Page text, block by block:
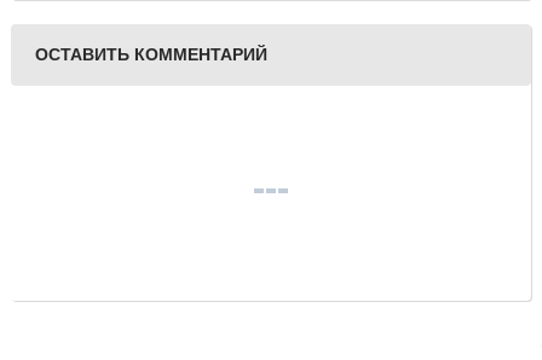
ОСТАВИТЬ КОММЕНТАРИЙ